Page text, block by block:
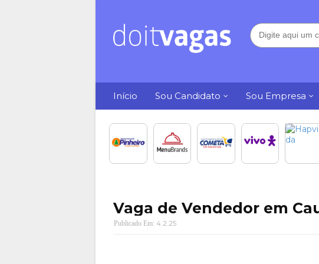
Início Sou Candidato Sou Empresa
Vaga de Vendedor em
4.2.25